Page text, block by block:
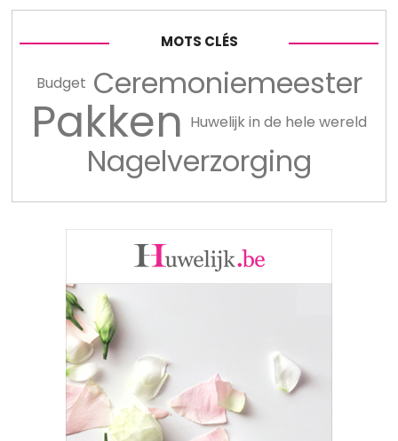
MOTS CLÉS
Budget Ceremoniemeester
Pakken Huwelijk in de hele wereld
Nagelverzorging